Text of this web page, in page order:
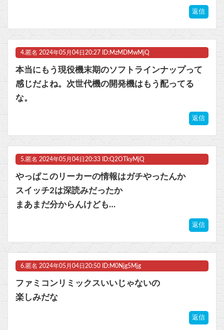
返信
4. 匿名 2024年05月04日20:27 ID:MzMDMwMjQ
本当にもう現役機末期のソフトラインナップって
感じだよね。次世代機の開発機はもう配ってる
な。
返信
5. 匿名 2024年05月04日20:33 ID:Q2OTkyMjQ
やっぱこのリーカーの情報はガチやったんか
スイッチ2は深読みだったか
まあまだ分からんけども…
返信
6. 匿名 2024年05月04日20:50 ID:M0Njg5Mjg
ファミコンリミックスいいじゃないの
楽しみだな
返信